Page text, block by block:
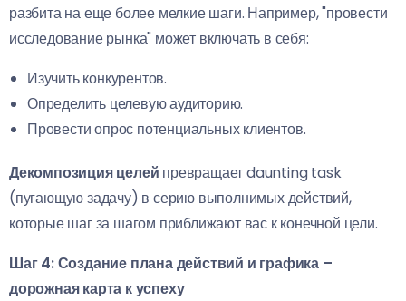
разбита на еще более мелкие шаги. Например, "провести
исследование рынка" может включать в себя:
Изучить конкурентов.
Определить целевую аудиторию.
Провести опрос потенциальных клиентов.
Декомпозиция целей превращает daunting task
(пугающую задачу) в серию выполнимых действий,
которые шаг за шагом приближают вас к конечной цели.
Шаг 4: Создание плана действий и графика –
дорожная карта к успеху